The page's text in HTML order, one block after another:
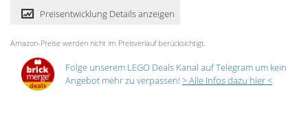
Preisentwicklung Details anzeigen
Amazon-Preise werden nicht im Preisverlauf berücksichtigt.
Folge unserem LEGO Deals Kanal auf Telegram um kein
Angebot mehr zu verpassen! > Alle Infos dazu hier <